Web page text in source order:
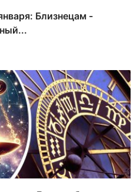
Близнецам -